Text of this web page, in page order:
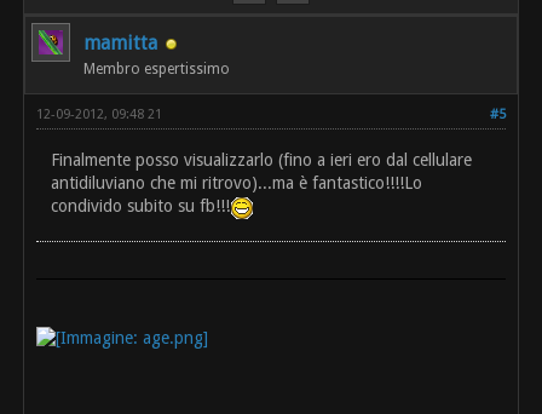
mamitta
Membro espertissimo
#5
12-09-2012, 09:48 21
Finalmente posso visualizzarlo (fino a ieri ero dal cellulare
antidiluviano che mi ritrovo)...ma è fantastico!!!!Lo
condivido subito su fb!!!